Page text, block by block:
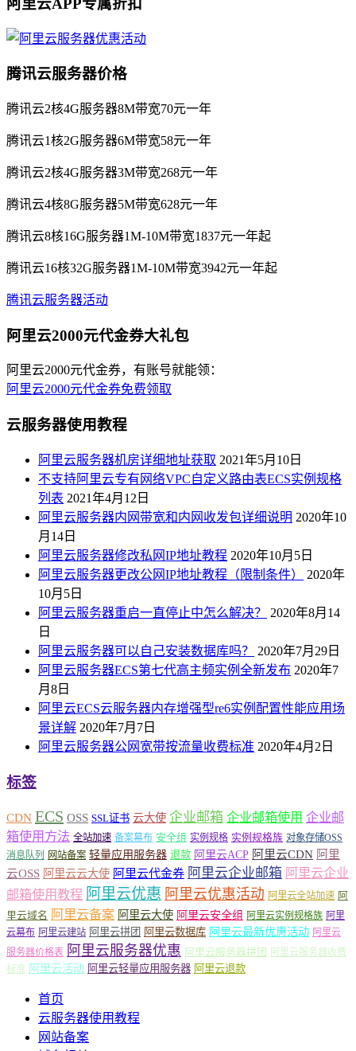
阿里云APP专属折扣
腾讯云服务器价格
腾讯云2核4G服务器8M带宽70元一年
腾讯云1核2G服务器6M带宽58元一年
腾讯云2核4G服务器3M带宽268元一年
腾讯云4核8G服务器5M带宽628元一年
腾讯云8核16G服务器1M-10M带宽1837元一年起
腾讯云16核32G服务器1M-10M带宽3942元一年起
腾讯云服务器活动
阿里云2000元代金券大礼包
阿里云2000元代金券，有账号就能领：
阿里云2000元代金券免费领取
云服务器使用教程
阿里云服务器机房详细地址获取 2021年5月10日
不支持阿里云专有网络VPC自定义路由表ECS实例规格
列表 2021年4月12日
阿里云服务器内网带宽和内网收发包详细说明 2020年10
月14日
阿里云服务器修改私网IP地址教程 2020年10月5日
阿里云服务器更改公网IP地址教程（限制条件）
2020年
10月5日
阿里云服务器重启一直停止中怎么解决？
2020年8月14
日
阿里云服务器可以自己安装数据库吗？
2020年7月29日
阿里云服务器ECS第七代高主频实例全新发布 2020年7
月8日
阿里云ECS云服务器内存增强型re6实例配置性能应用场
景详解 2020年7月7日
阿里云服务器公网宽带按流量收费标准 2020年4月2日
标签
CDN ECS OSS SSL证书 云大使 企业邮箱 企业邮箱使用 企业邮
箱使用方法 全站加速 备案幕布 安全组 实例规格 实例规格族 对象存储OSS
消息队列
网站备案 轻量应用服务器 退款 阿里云ACP 阿里云CDN 阿里
云OSS 阿里云云大使 阿里云代金券 阿里云企业邮箱 阿里云企业
邮箱使用教程 阿里云优惠 阿里云优惠活动 阿里云全站加速 阿
里云域名 阿里云备案 阿里云大使 阿里云安全组 阿里云实例规格族 阿里
云幕布 阿里云建站 阿里云拼团 阿里云数据库 阿里云最新优惠活动 阿里云
服务器价格表 阿里云服务器优惠 阿里云服务器拼团 阿里云服务器收费
标准 阿里云活动 阿里云轻量应用服务器 阿里云退款
首页
云服务器使用教程
网站备案